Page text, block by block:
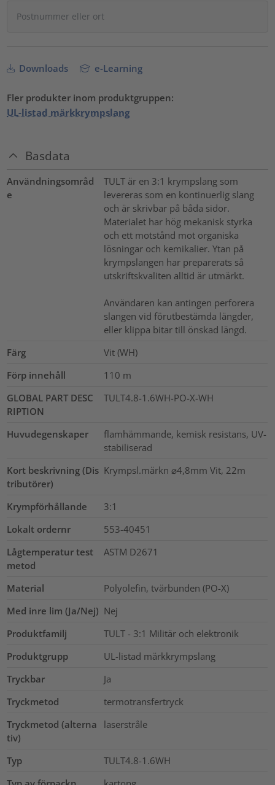
Downloads e-Learning
Fler produkter inom produktgruppen:
UL-listad märkkrympslang
Basdata
Användningsområd
e
TULT är en 3:1 krympslang som
levereras som en kontinuerlig slang
och är skrivbar på båda sidor.
Materialet har hög mekanisk styrka
och ett motstånd mot organiska
lösningar och kemikalier. Ytan på
krympslangen har preparerats så
utskriftskvaliten alltid är utmärkt.
Användaren kan antingen perforera
slangen vid förutbestämda längder,
eller klippa bitar till önskad längd.
Färg
Vit (WH)
Förp innehåll
110 m
GLOBAL PART DESC
RIPTION
TULT4.8-1.6WH-PO-X-WH
Huvudegenskaper
flamhämmande, kemisk resistans, UV-
stabiliserad
Kort beskrivning (Dis
tributörer)
Krympsl.märkn ⌀4,8mm Vit, 22m
Krympförhållande
3:1
Lokalt ordernr
553-40451
Lågtemperatur test
metod
ASTM D2671
Material
Polyolefin, tvärbunden (PO-X)
Med inre lim (Ja/Nej) Nej
Produktfamilj
TULT - 3:1 Militär och elektronik
Produktgrupp
UL-listad märkkrympslang
Tryckbar
Ja
Tryckmetod
termotransfertryck
Tryckmetod (alterna
tiv)
laserstråle
Typ
TULT4.8-1.6WH